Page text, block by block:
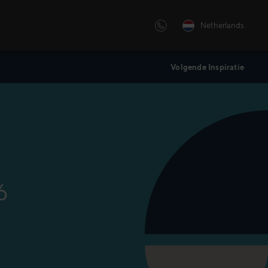
Netherlands
Volgende Inspiratie